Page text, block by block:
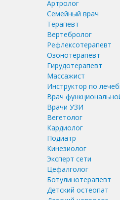
Артролог
Семейный врач
Терапевт
Вертебролог
Рефлексотерапевт
Озонотерапевт
Гирудотерапевт
Массажист
Инструктор по
Врач
Врачи УЗИ
Вегетолог
Кардиолог
Подиатр
Кинезиолог
Эксперт сети
Цефалголог
Ботулинотерапевт
Детский остеопат